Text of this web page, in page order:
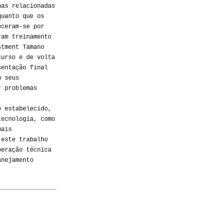
relacionadas
que os
se por
treinamento
Tamano
e de volta
final
seus
estabelecido,
como
este trabalho
técnica